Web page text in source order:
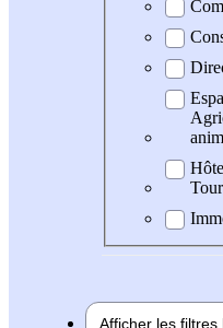
Afficher les filtres